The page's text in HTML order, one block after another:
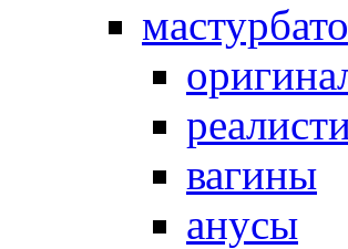
вагины
анусы